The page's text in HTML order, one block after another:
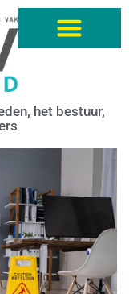
het bestuur,